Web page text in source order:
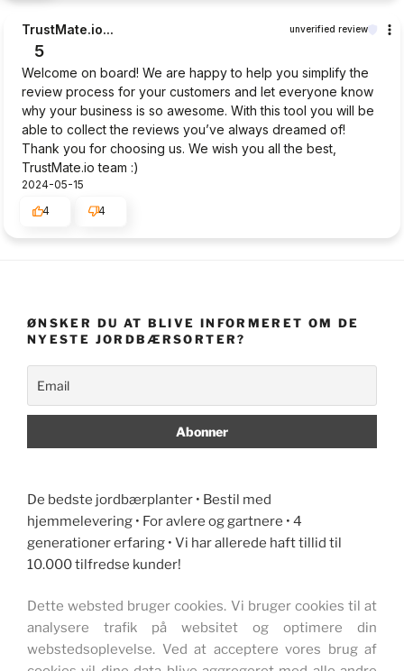
TrustMate.io... unverified review
5
Welcome on board! We are happy to help you simplify the
review process for your customers and let everyone know
why your business is so awesome. With this tool you will be
able to collect the reviews you’ve always dreamed of!
Thank you for choosing us. We wish you all the best,
TrustMate.io team :)
2024-05-15
4
4
ØNSKER DU AT BLIVE INFORMERET OM DE
NYESTE JORDBÆRSORTER?
De bedste jordbærplanter • Bestil med
hjemmelevering • For avlere og gartnere • 4
generationer erfaring • Vi har allerede haft tillid til
10.000 tilfredse kunder!
Dette websted bruger cookies. Vi bruger cookies til at
analysere trafik på websitet og optimere din
webstedsoplevelse. Ved at acceptere vores brug af